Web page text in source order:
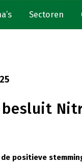
Sectoren
besluit
de positieve